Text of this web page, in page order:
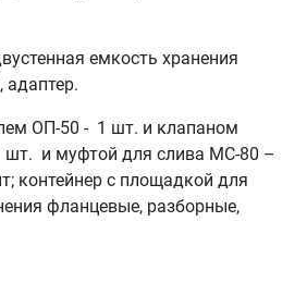
емкость хранения
ОП-50 - 1 шт. и клапаном
шт. и муфтой для слива МС-80 –
контейнер с площадкой для
фланцевые, разборные,